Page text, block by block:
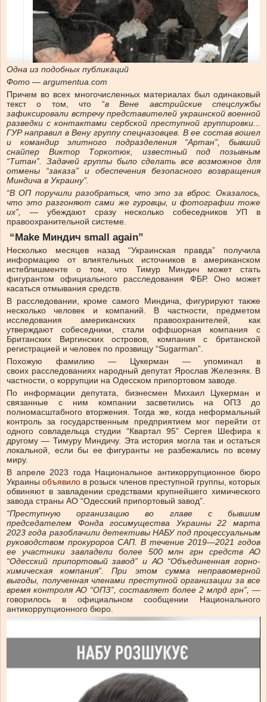
Одна из подобных публикаций
Фото — argumentua.com
Причем во всех многочисленных материалах был одинаковый
текст о том, что “в Вене австрийские спецслужбы
зафиксировали встречу представителей украинской военной
разведки с контактами сербской преступной группировки...
ГУР направил в Вену группу спецназовцев. В ее состав вошел
и командир элитного подразделения “Артан”, бывший
снайпер Виктор Торкотюк, известный под позывным
“Титан”. Задачей группы было сделать все возможное для
отмены “заказа” и обеспечения безопасного возвращения
Миндича в Украину”.
“В ОП поручили разобраться, что это за вброс. Оказалось,
что это разгоняют сами же гуровцы, и фотографии тоже
их”,
— убеждают сразу несколько собеседников УП в
правоохранительной системе.
“Make Миндич small again”
Несколько месяцев назад “Украинская правда” получила
информацию от влиятельных источников в американском
истеблишменте о том, что Тимур Миндич может стать
фигурантом официального расследования ФБР. Оно может
касаться отмывания средств.
В расследовании, кроме самого Миндича, фигурируют также
несколько человек и компаний. В частности, предметом
исследования американских правоохранителей, как
утверждают собеседники, стали оффшорная компания с
Британских Виргинских островов, компания с британской
регистрацией и человек по прозвищу “Sugarman”.
Похожую фамилию — Цукерман — упоминал в
своих расследованиях народный депутат Ярослав Железняк. В
частности, о коррупции на Одесском припортовом заводе.
По информации депутата, бизнесмен Михаил Цукерман и
связанные с ним компании засветились на ОПЗ до
полномасштабного вторжения. Тогда же, когда неформальный
контроль за государственным предприятием мог перейти от
одного совладельца студии “Квартал 95” Сергея Шефира к
другому — Тимуру Миндичу. Эта история могла так и остаться
локальной, если бы ее фигуранты не разбежались по всему
миру.
В апреле 2023 года Национальное антикоррупционное бюро
Украины объявило в розыск членов преступной группы, которых
обвиняют в завладении средствами крупнейшего химического
завода страны АО “Одесский припортовый завод”.
“Преступную организацию во главе с бывшим
председателем Фонда госимущества Украины 22 марта
2023 года разоблачили детективы НАБУ под процессуальным
руководством прокуроров САП. В течение 2019—2021 годов
ее участники завладели более 500 млн грн средств АО
“Одесский припортовый завод” и АО “Объединенная горно-
химическая компания”. При этом сумма неправомерной
выгоды, полученная членами преступной организации за все
время контроля АО “ОПЗ”, составляет более 2 млрд грн”, —
говорилось в официальном сообщении Национального
антикоррупционного бюро.